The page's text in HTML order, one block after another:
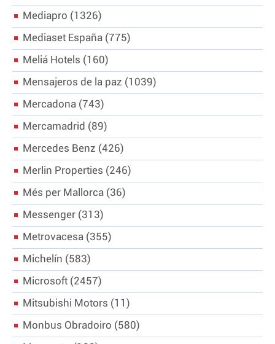
Mediapro
1326
Mediaset España 775
Meliá Hotels
160
Mensajeros de la paz
1039
Mercadona 743
Mercamadrid
89
Mercedes Benz
426
Merlin Properties
246
Més per Mallorca
36
Messenger
313
Metrovacesa
355
Michelín
583
Microsoft
2457
Mitsubishi Motors
11
Monbus Obradoiro
580